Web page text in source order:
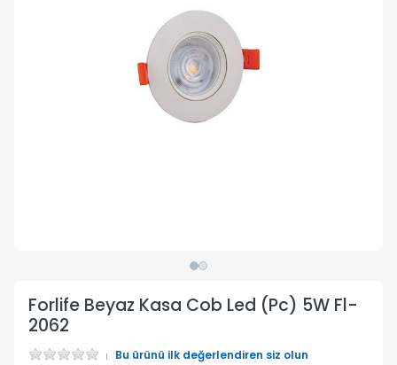
Forlife Beyaz Kasa Cob Led (Pc) 5W Fl-
2062
Bu ürünü ilk değerlendiren siz olun